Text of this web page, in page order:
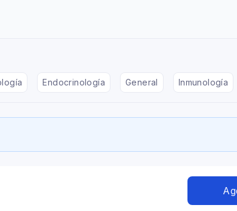
Endocrinología General Inmunología